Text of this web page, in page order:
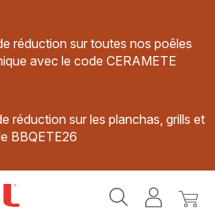
réduction sur toutes nos poêles
avec le code CERAMETE
réduction sur les planchas, grills et
BBQETE26
MonMon